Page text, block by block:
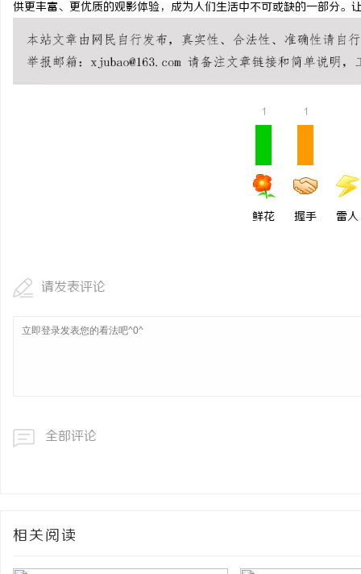
供更丰富、更优质的观影体验，成为人们生活中不可或缺的一部分。
1
鲜花
1
握手 雷人
请发表评论
全部评论
相关阅读
武汉配眼镜 上海配眼镜